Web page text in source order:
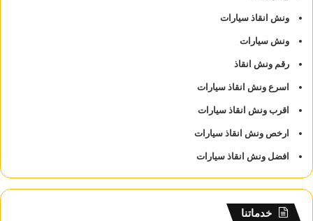
ونش انقاذ سيارات
ونش سيارات
رقم ونش انقاذ
اسرع ونش انقاذ سيارات
اقرب ونش انقاذ سيارات
ارخص ونش انقاذ سيارات
افضل ونش انقاذ سيارات
خدماتنا